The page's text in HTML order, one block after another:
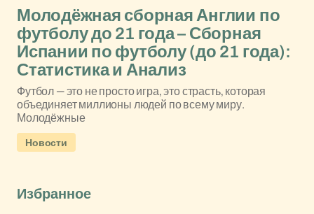
Молодёжная сборная Англии по
футболу до 21 года – Сборная
Испании по футболу (до 21 года):
Статистика и Анализ
Футбол — это не просто игра, это страсть, которая
объединяет миллионы людей по всему миру.
Молодёжные
Новости
Избранное